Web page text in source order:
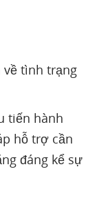
về tình trạng
tiến hành
hỗ trợ cần
đáng kể sự